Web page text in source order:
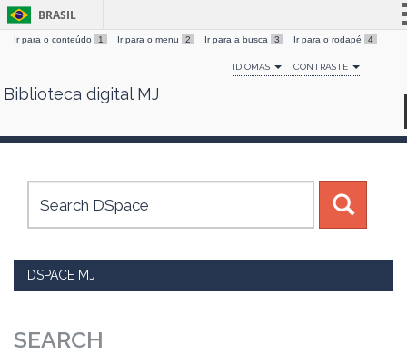
Skip
BRASIL
Simplifique!
Comunica BR
Canais
Ir para o conteúdo 1 Ir para o menu 2 Ir para a busca 3 Ir para o rodapé 4
IDIOMAS CONTRASTE
Biblioteca digital MJ
DSPACE MJ
SEARCH